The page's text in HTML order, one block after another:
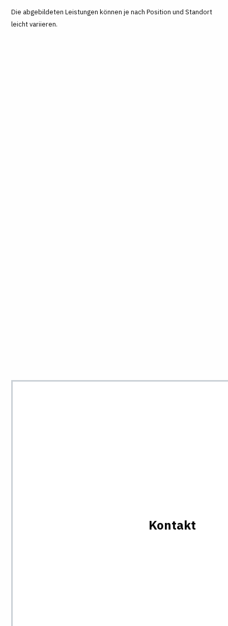
Die abgebildeten Leistungen können je nach Position und Standort
leicht variieren.
Kontakt